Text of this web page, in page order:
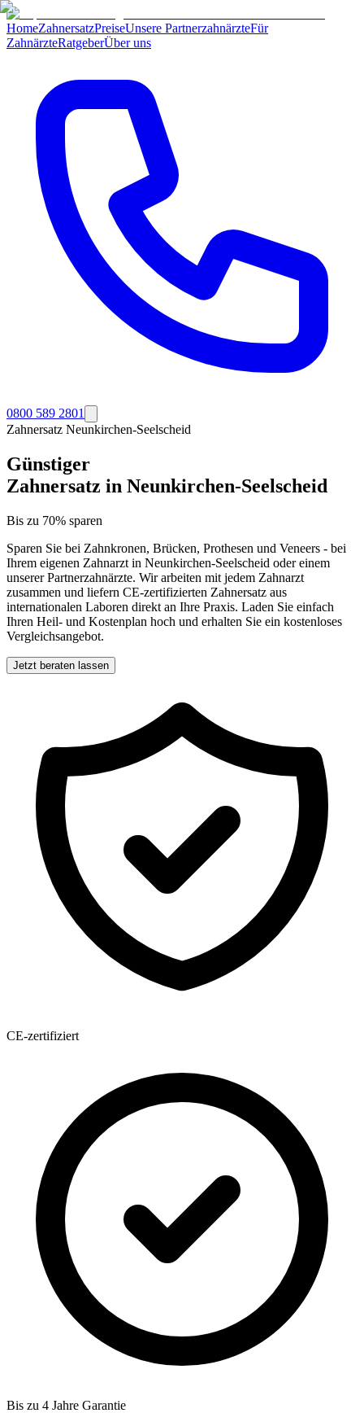
HomeZahnersatzPreiseUnsere PartnerzahnärzteFür
ZahnärzteRatgeberÜber uns
0800 589 2801
Zahnersatz Neunkirchen-Seelscheid
Günstiger
Zahnersatz in Neunkirchen-Seelscheid
Bis zu 70% sparen
Sparen Sie bei Zahnkronen, Brücken, Prothesen und Veneers - bei
Ihrem eigenen Zahnarzt in Neunkirchen-Seelscheid oder einem
unserer Partnerzahnärzte. Wir arbeiten mit jedem Zahnarzt
zusammen und liefern CE-zertifizierten Zahnersatz aus
internationalen Laboren direkt an Ihre Praxis. Laden Sie einfach
Ihren Heil- und Kostenplan hoch und erhalten Sie ein kostenloses
Vergleichsangebot.
Jetzt beraten lassen
CE-zertifiziert
Bis zu 4 Jahre Garantie